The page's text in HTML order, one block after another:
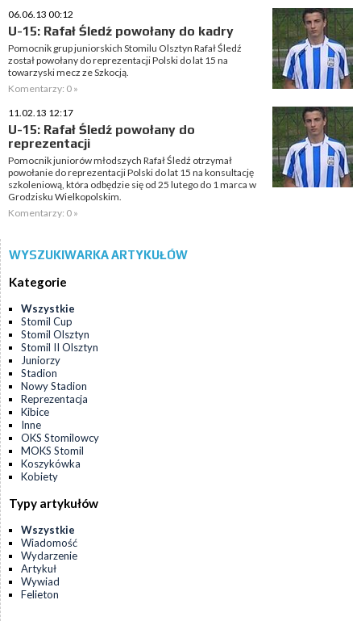
06.06.13 00:12
U-15: Rafał Śledź powołany do kadry
Pomocnik grup juniorskich Stomilu Olsztyn Rafał Śledź
został powołany do reprezentacji Polski do lat 15 na
towarzyski mecz ze Szkocją.
Komentarzy: 0 »
11.02.13 12:17
U-15: Rafał Śledź powołany do
reprezentacji
Pomocnik juniorów młodszych Rafał Śledź otrzymał
powołanie do reprezentacji Polski do lat 15 na konsultację
szkoleniową, która odbędzie się od 25 lutego do 1 marca w
Grodzisku Wielkopolskim.
Komentarzy: 0 »
WYSZUKIWARKA ARTYKUŁÓW
Kategorie
Wszystkie
Stomil Cup
Stomil Olsztyn
Stomil II Olsztyn
Juniorzy
Stadion
Nowy Stadion
Reprezentacja
Kibice
Inne
OKS Stomilowcy
MOKS Stomil
Koszykówka
Kobiety
Typy artykułów
Wszystkie
Wiadomość
Wydarzenie
Artykuł
Wywiad
Felieton